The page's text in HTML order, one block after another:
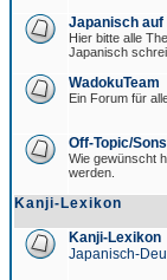
Japanisch auf
Hier bitte alle
Japanisch
WadokuTeam
Ein Forum für
Off-Topic/
Wie gewünscht
werden.
Kanji-Lexikon
Kanji-Lexikon
Japanisch-